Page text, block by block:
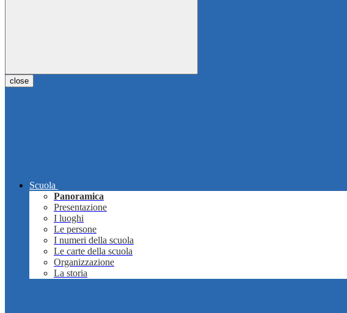
close
Scuola
Panoramica
Presentazione
I luoghi
Le persone
I numeri della scuola
Le carte della scuola
Organizzazione
La storia